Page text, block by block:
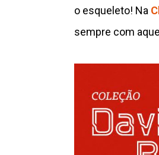
o esqueleto! Na
sempre com